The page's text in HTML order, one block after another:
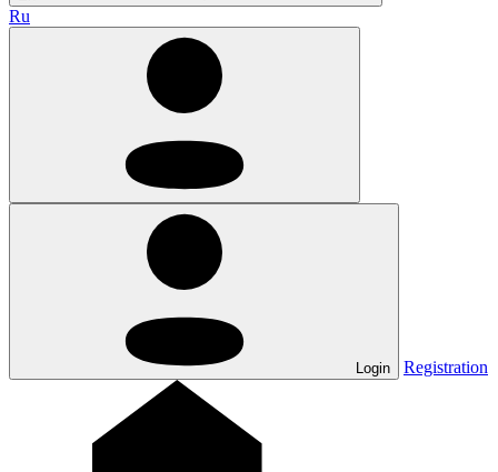
Ru
Login Registration